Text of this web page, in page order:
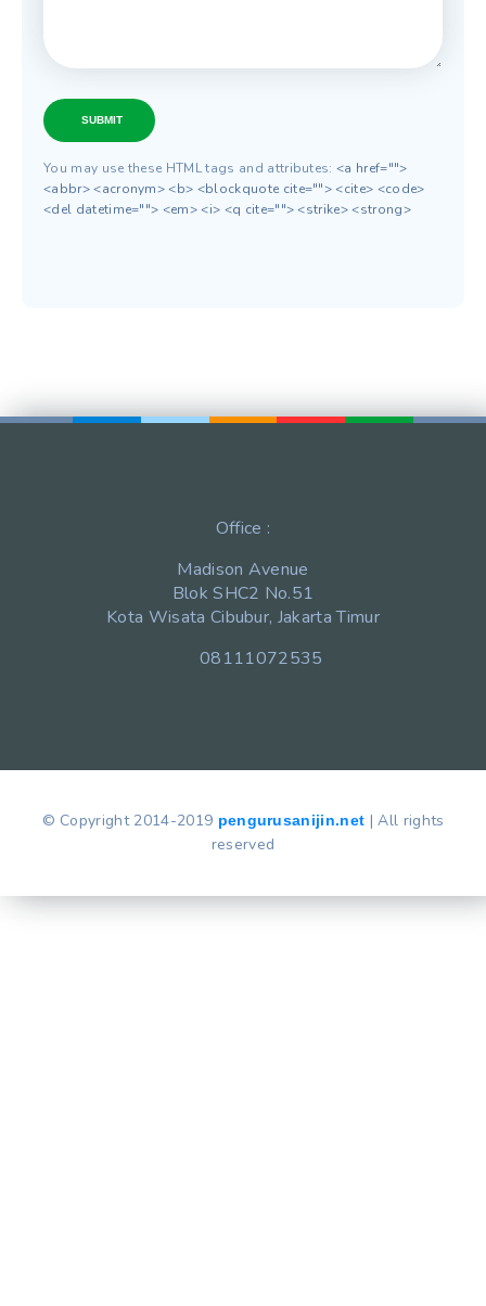
SUBMIT
You may use these HTML tags and attributes:<a href="">
<abbr> <acronym> <b> <blockquote cite=""> <cite> <code>
<del datetime=""> <em> <i> <q cite=""> <strike> <strong>
Office :
Madison Avenue
Blok SHC2 No.51
Kota Wisata Cibubur, Jakarta Timur
08111072535
© Copyright 2014-2019 pengurusanijin.net | All rights
reserved